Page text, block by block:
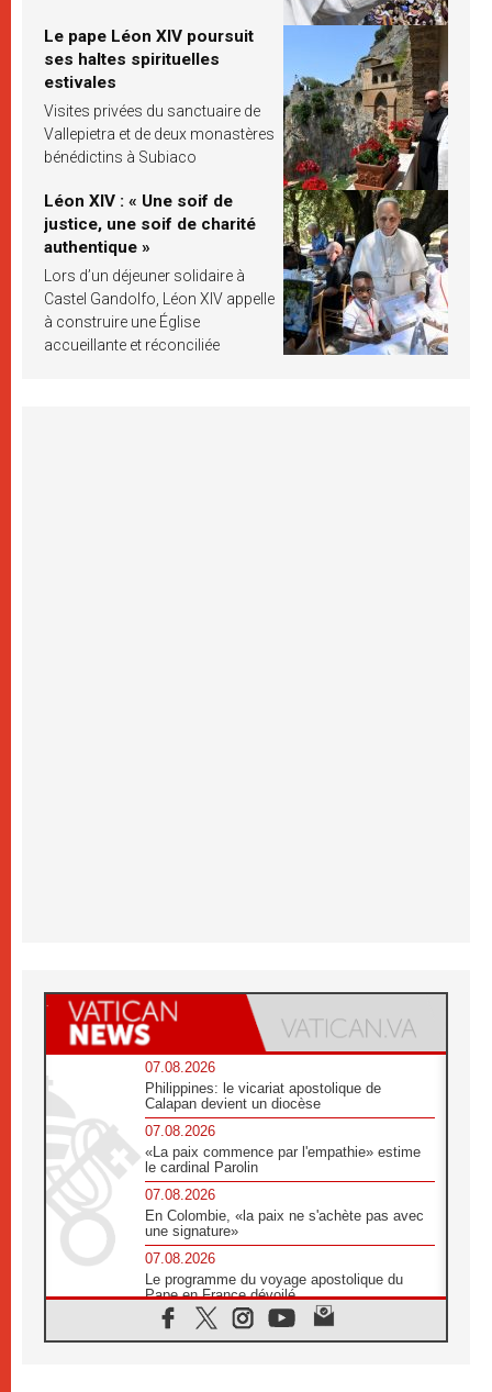
Le pape Léon XIV poursuit
ses haltes spirituelles
estivales
Visites privées du sanctuaire de
Vallepietra et de deux monastères
bénédictins à Subiaco
Léon XIV : « Une soif de
justice, une soif de charité
authentique »
Lors d’un déjeuner solidaire à
Castel Gandolfo, Léon XIV appelle
à construire une Église
accueillante et réconciliée
07.08.2026
Philippines: le vicariat apostolique de
Calapan devient un diocèse
07.08.2026
«La paix commence par l'empathie» estime
le cardinal Parolin
07.08.2026
En Colombie, «la paix ne s'achète pas avec
une signature»
07.08.2026
Le programme du voyage apostolique du
Pape en France dévoilé
07.08.2026
1ère Conférence continentale sur l'éducation